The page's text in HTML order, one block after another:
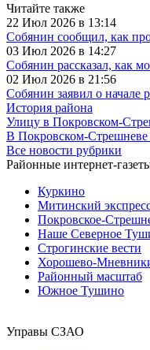
Читайте также
22 Июл 2026 в 13:14
Собянин сообщил, как
03 Июл 2026 в 14:27
Собянин рассказал, как
02 Июл 2026 в 21:56
Собянин заявил о
История района
Улицу в Покровском-
В Покровском-
Все новости рубрики
Районные интернет-
Куркино
Митинский
Покровское-
Наше Северное
Строгинские вести
Хорошево-
Районный масштаб
Южное Тушино
Управы СЗАО